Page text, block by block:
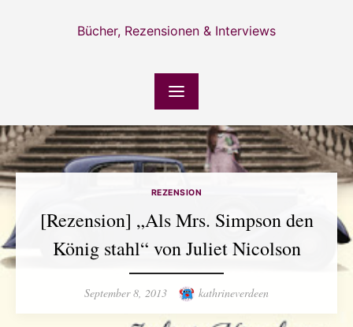
Bücher, Rezensionen & Interviews
REZENSION
[Rezension] „Als Mrs. Simpson den
König stahl“ von Juliet Nicolson
Posted
September 8, 2013 Author
kathrineverdeen